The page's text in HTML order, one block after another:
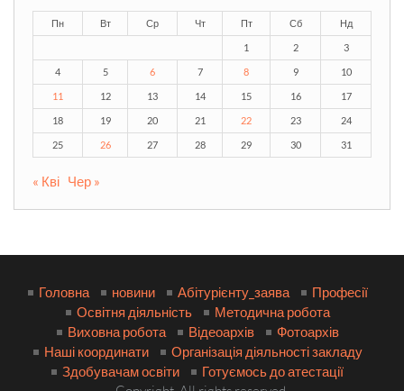
Пн Вт Ср Чт Пт Сб Нд
1 2 3
4 5 6 7 8 9 10
11 12 13 14 15 16 17
18 19 20 21 22 23 24
25 26 27 28 29 30 31
« Кві Чер »
Головна новини Абітурієнту_заява
Професії
Освітня діяльність
Методична робота
Виховна робота
Відеоархів
Фотоархів
Наші координати
Організація діяльності закладу
Здобувачам освіти
Готуємось до атестації